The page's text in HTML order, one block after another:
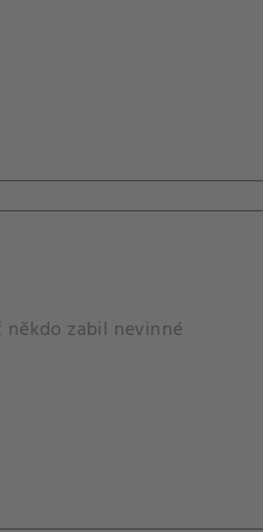
někdo zabil nevinné